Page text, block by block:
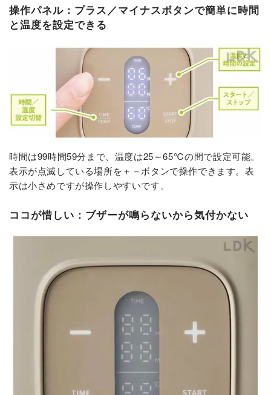
操作パネル：プラス／マイナスボタンで簡単に時間
と温度を設定できる
時間は99時間59分まで、温度は25～65℃の間で設定可能。
表示が点滅している場所を＋－ボタンで操作できます。表
示は小さめですが操作しやすいです。
ココが惜しい：ブザーが鳴らないから気付かない